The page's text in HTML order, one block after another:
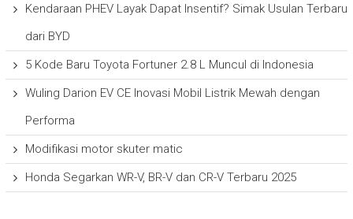
Kendaraan PHEV Layak Dapat Insentif? Simak Usulan Terbaru
dari BYD
5 Kode Baru Toyota Fortuner 2.8 L Muncul di Indonesia
Wuling Darion EV CE Inovasi Mobil Listrik Mewah dengan
Performa
Modifikasi motor skuter matic
Honda Segarkan WR-V, BR-V dan CR-V Terbaru 2025